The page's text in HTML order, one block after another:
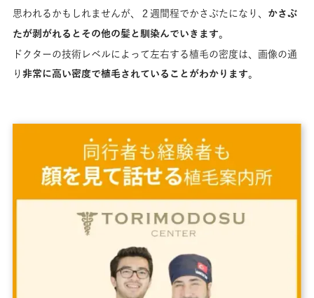
思われるかもしれませんが、２週間程でかさぶたになり、 かさぶ
たが剥がれるとその他の髪と馴染んでいきます。
ドクターの技術レベルによって左右する植毛の密度は、画像の通
り 非常に高い密度で植毛されていることがわかります。